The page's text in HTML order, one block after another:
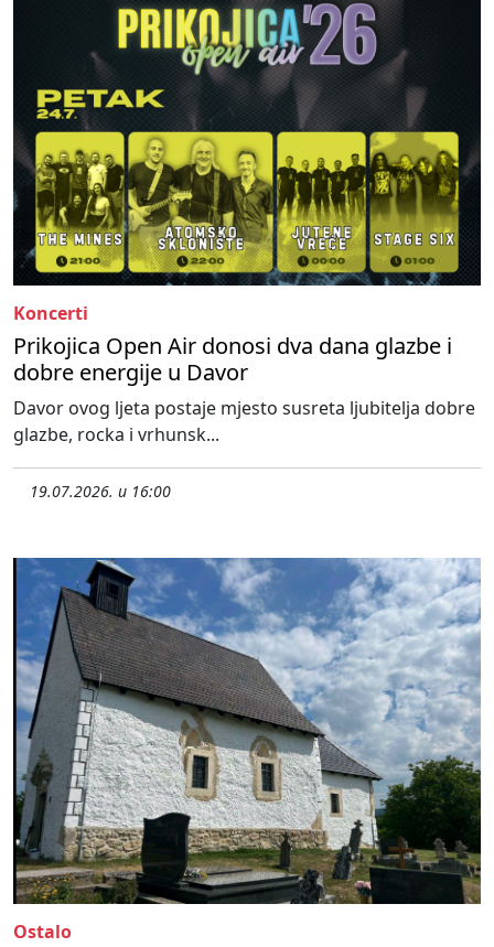
Koncerti
Prikojica Open Air donosi dva dana glazbe i
dobre energije u Davor
Davor ovog ljeta postaje mjesto susreta ljubitelja dobre
glazbe, rocka i vrhunsk...
19.07.2026. u 16:00
Ostalo